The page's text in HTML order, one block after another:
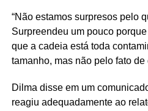
“Não estamos surpresos pelo
Surpreendeu um pouco
que a cadeia está toda
tamanho, mas não pelo fato de
Dilma disse em um
reagiu adequadamente ao